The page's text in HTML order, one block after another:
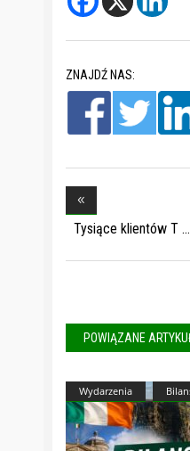
ZNAJDŹ NAS:
Tysiące klientów T
POWIĄZANE
Wydarzenia